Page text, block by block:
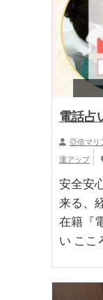
電話占
亞倍マリ
運アップ
安全安
来る、
在籍『
い ここ